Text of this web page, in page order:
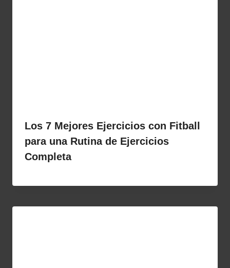
Los 7 Mejores Ejercicios con Fitball
para una Rutina de Ejercicios
Completa